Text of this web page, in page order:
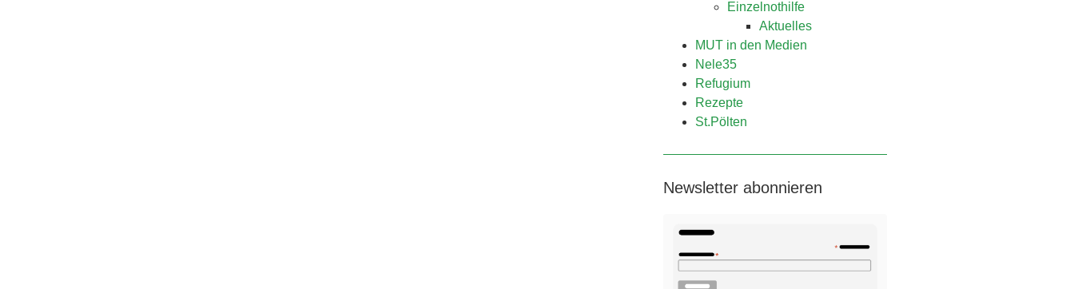
Einzelnothilfe
Aktuelles
MUT in den Medien
Nele35
Refugium
Rezepte
St.Pölten
Newsletter abonnieren